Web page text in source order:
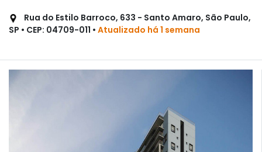
Rua do Estilo Barroco, 633 - Santo Amaro, São Paulo,
SP • CEP: 04709-011 • Atualizado há 1 semana